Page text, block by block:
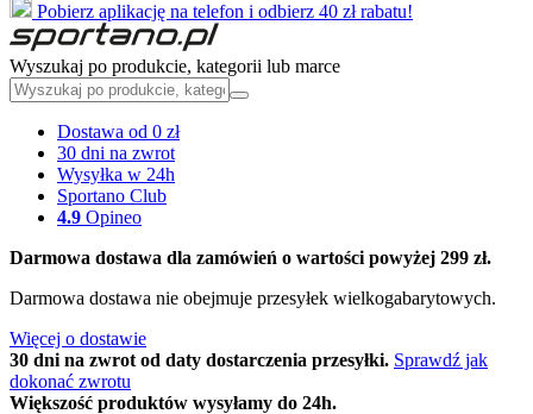
Pobierz aplikację na telefon i odbierz 40 zł rabatu!
Wyszukaj po produkcie, kategorii lub marce
Dostawa od 0 zł
30 dni na zwrot
Wysyłka w 24h
Sportano Club
4.9 Opineo
Darmowa dostawa dla zamówień o wartości powyżej 299 zł.
Darmowa dostawa nie obejmuje przesyłek wielkogabarytowych.
Więcej o dostawie
30 dni na zwrot od daty dostarczenia przesyłki. Sprawdź jak
dokonać zwrotu
Większość produktów wysyłamy do 24h.